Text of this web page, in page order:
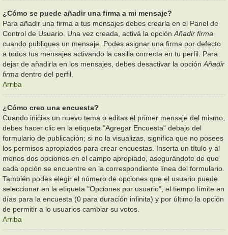
¿Cómo se puede añadir una firma a mi mensaje?
Para añadir una firma a tus mensajes debes crearla en el Panel de
Control de Usuario. Una vez creada, activá la opción Añadir firma
cuando publiques un mensaje. Podes asignar una firma por defecto
a todos tus mensajes activando la casilla correcta en tu perfil. Para
dejar de añadirla en los mensajes, debes desactivar la opción Añadir
firma dentro del perfil.
Arriba
¿Cómo creo una encuesta?
Cuando inicias un nuevo tema o editas el primer mensaje del mismo,
debes hacer clic en la etiqueta "Agregar Encuesta" debajo del
formulario de publicación; si no la visualizas, significa que no posees
los permisos apropiados para crear encuestas. Inserta un título y al
menos dos opciones en el campo apropiado, asegurándote de que
cada opción se encuentre en la correspondiente línea del formulario.
También podes elegir el número de opciones que el usuario puede
seleccionar en la etiqueta "Opciones por usuario", el tiempo límite en
días para la encuesta (0 para duración infinita) y por último la opción
de permitir a lo usuarios cambiar su votos.
Arriba